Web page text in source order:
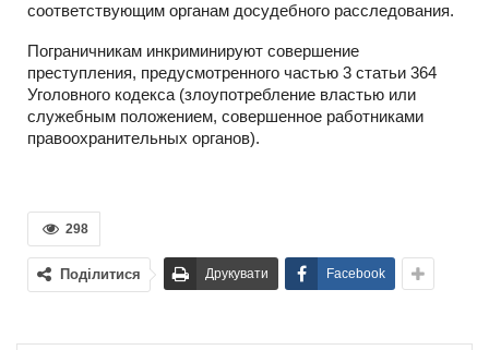
соответствующим органам досудебного расследования.
Пограничникам инкриминируют совершение
преступления, предусмотренного частью 3 статьи 364
Уголовного кодекса (злоупотребление властью или
служебным положением, совершенное работниками
правоохранительных органов).
298
Поділитися Друкувати Facebook